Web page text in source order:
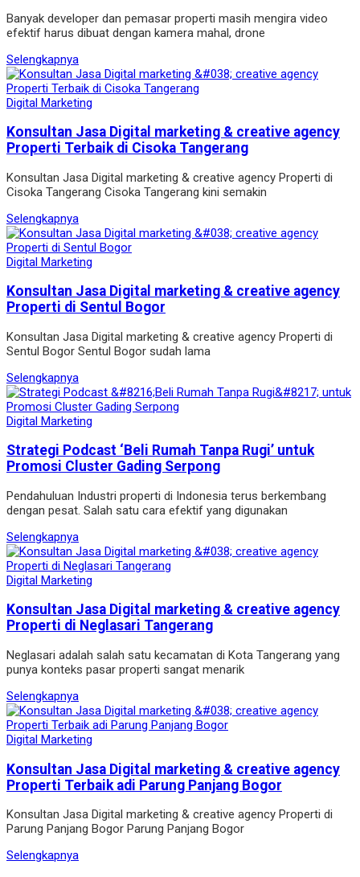
Banyak developer dan pemasar properti masih mengira video
efektif harus dibuat dengan kamera mahal, drone
Selengkapnya
Digital Marketing
Konsultan Jasa Digital marketing & creative agency
Properti Terbaik di Cisoka Tangerang
Konsultan Jasa Digital marketing & creative agency Properti di
Cisoka Tangerang Cisoka Tangerang kini semakin
Selengkapnya
Digital Marketing
Konsultan Jasa Digital marketing & creative agency
Properti di Sentul Bogor
Konsultan Jasa Digital marketing & creative agency Properti di
Sentul Bogor Sentul Bogor sudah lama
Selengkapnya
Digital Marketing
Strategi Podcast ‘Beli Rumah Tanpa Rugi’ untuk
Promosi Cluster Gading Serpong
Pendahuluan Industri properti di Indonesia terus berkembang
dengan pesat. Salah satu cara efektif yang digunakan
Selengkapnya
Digital Marketing
Konsultan Jasa Digital marketing & creative agency
Properti di Neglasari Tangerang
Neglasari adalah salah satu kecamatan di Kota Tangerang yang
punya konteks pasar properti sangat menarik
Selengkapnya
Digital Marketing
Konsultan Jasa Digital marketing & creative agency
Properti Terbaik adi Parung Panjang Bogor
Konsultan Jasa Digital marketing & creative agency Properti di
Parung Panjang Bogor Parung Panjang Bogor
Selengkapnya